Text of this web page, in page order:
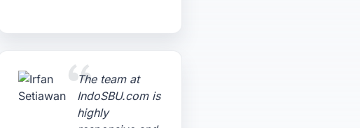
The team at
IndoSBU.com is
highly